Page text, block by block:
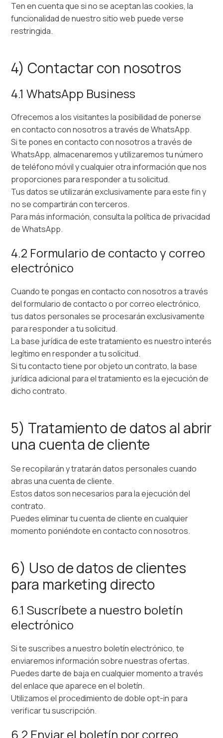
Ten en cuenta que si no se aceptan las cookies, la
funcionalidad de nuestro sitio web puede verse
restringida.
4) Contactar con nosotros
4.1 WhatsApp Business
Ofrecemos a los visitantes la posibilidad de ponerse
en contacto con nosotros a través de WhatsApp.
Si te pones en contacto con nosotros a través de
WhatsApp, almacenaremos y utilizaremos tu número
de teléfono móvil y cualquier otra información que nos
proporciones para responder a tu solicitud.
Tus datos se utilizarán exclusivamente para este fin y
no se compartirán con terceros.
Para más información, consulta la política de privacidad
de WhatsApp.
4.2 Formulario de contacto y correo
electrónico
Cuando te pongas en contacto con nosotros a través
del formulario de contacto o por correo electrónico,
tus datos personales se procesarán exclusivamente
para responder a tu solicitud.
La base jurídica de este tratamiento es nuestro interés
legítimo en responder a tu solicitud.
Si tu contacto tiene por objeto un contrato, la base
jurídica adicional para el tratamiento es la ejecución de
dicho contrato.
5) Tratamiento de datos al abrir
una cuenta de cliente
Se recopilarán y tratarán datos personales cuando
abras una cuenta de cliente.
Estos datos son necesarios para la ejecución del
contrato.
Puedes eliminar tu cuenta de cliente en cualquier
momento poniéndote en contacto con nosotros.
6) Uso de datos de clientes
para marketing directo
6.1 Suscríbete a nuestro boletín
electrónico
Si te suscribes a nuestro boletín electrónico, te
enviaremos información sobre nuestras ofertas.
Puedes darte de baja en cualquier momento a través
del enlace que aparece en el boletín.
Utilizamos el procedimiento de doble opt-in para
verificar tu suscripción.
6.2 Enviar el boletín por correo